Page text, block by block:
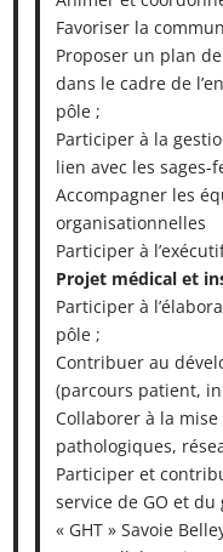
Favoriser la
Proposer un plan
dans le cadre de
pôle ;
Participer à la
lien avec les sages-
Accompagner les
organisationnelles
Participer à
Projet médical et
Participer à
pôle ;
Contribuer au
(parcours patient,
Collaborer à la
pathologiques,
Participer et
service de GO et
« GHT » Savoie